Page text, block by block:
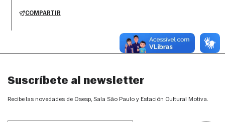
COMPARTIR
Suscríbete al newsletter
Recibe las novedades de Osesp, Sala São Paulo y Estación Cultural Motiva.